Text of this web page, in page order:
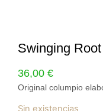
Swinging
36,00 €
Original columpio
Sin existencias